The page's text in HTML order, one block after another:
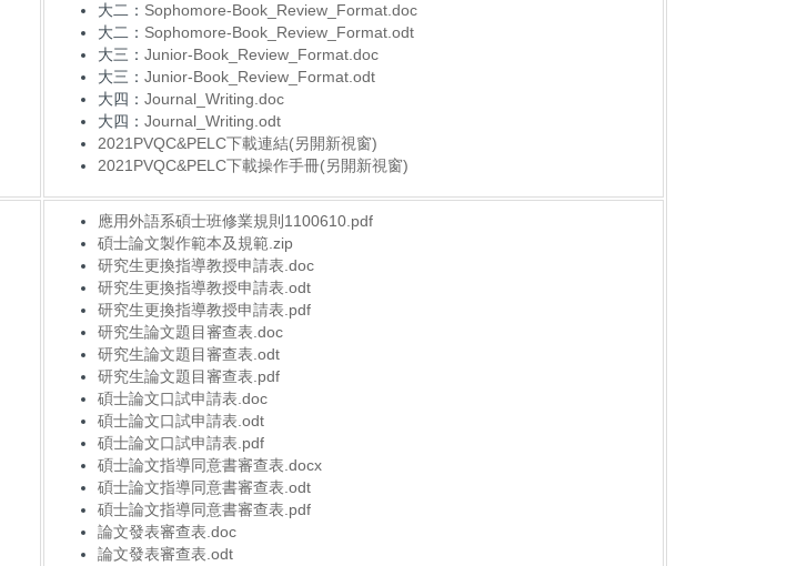
大二： Sophomore-Book_Review_Format.doc
大二： Sophomore-Book_Review_Format.odt
大三： Junior-Book_Review_Format.doc
大三： Junior-Book_Review_Format.odt
大四： Journal_Writing.doc
大四： Journal_Writing.odt
2021PVQC&PELC下載連結(另開新視窗)
2021PVQC&PELC下載操作手冊(另開新視窗)
應用外語系碩士班修業規則1100610.pdf
碩士論文製作範本及規範.zip
研究生更換指導教授申請表.doc
研究生更換指導教授申請表.odt
研究生更換指導教授申請表.pdf
研究生論文題目審查表.doc
研究生論文題目審查表.odt
研究生論文題目審查表.pdf
碩士論文口試申請表.doc
碩士論文口試申請表.odt
碩士論文口試申請表.pdf
碩士論文指導同意書審查表.docx
碩士論文指導同意書審查表.odt
碩士論文指導同意書審查表.pdf
論文發表審查表.doc
論文發表審查表.odt